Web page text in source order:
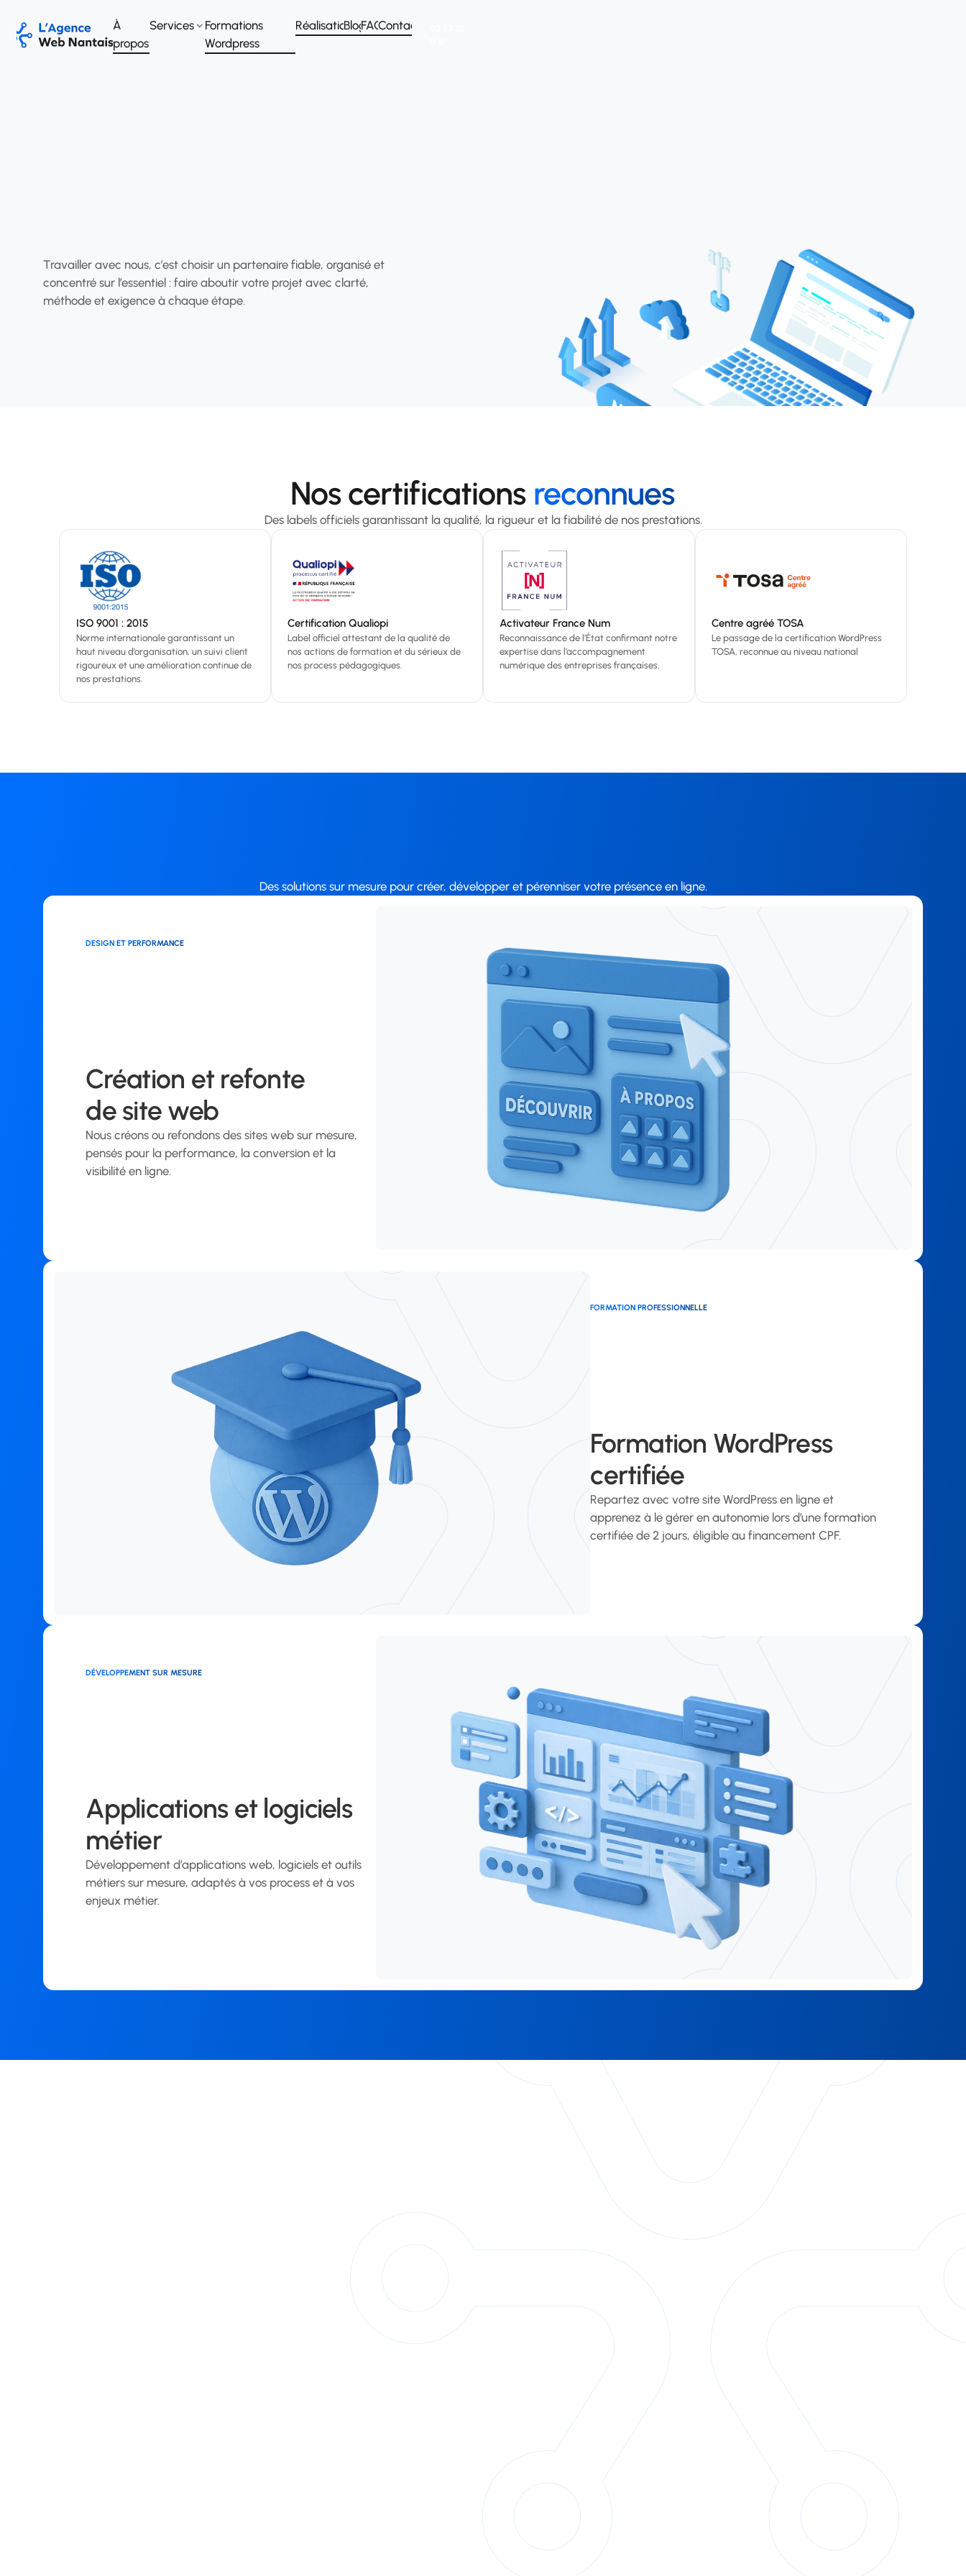
À
propos
Services
Formations
Wordpress
Réalisations
BlogFAQContact
Travailler avec nous, c’est choisir un partenaire fiable, organisé et
concentré sur l’essentiel : faire aboutir votre projet avec clarté,
méthode et exigence à chaque étape.
Nos certificationsreconnues
Des labels officiels garantissant la qualité, la rigueur et la fiabilité de nos prestations.
ISO 9001 : 2015
Norme internationale garantissant un
haut niveau d’organisation, un suivi client
rigoureux et une amélioration continue de
nos prestations.
Certification Qualiopi
Label officiel attestant de la qualité de
nos actions de formation et du sérieux de
nos process pédagogiques.
Activateur France Num
Reconnaissance de l’État confirmant notre
expertise dans l’accompagnement
numérique des entreprises françaises.
Centre agréé TOSA
Le passage de la certification WordPress
TOSA, reconnue au niveau national
Des solutions sur mesure pour créer, développer et pérenniser votre présence en ligne.
DESIGN ET PERFORMANCE
Création et refonte
de site web
Nous créons ou refondons des sites web sur mesure,
pensés pour la performance, la conversion et la
visibilité en ligne.
FORMATION PROFESSIONNELLE
Formation WordPress
certifiée
Repartez avec votre site WordPress en ligne et
apprenez à le gérer en autonomie lors d’une formation
certifiée de 2 jours, éligible au financement CPF.
DÉVELOPPEMENT SUR MESURE
Applications et logiciels
métier
Développement d’applications web, logiciels et outils
métiers sur mesure, adaptés à vos process et à vos
enjeux métier.